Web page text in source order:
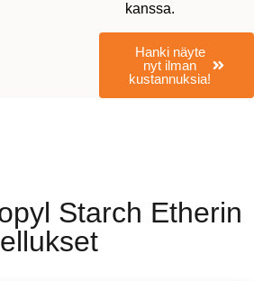
kanssa.
Hanki näyte
nyt ilman
kustannuksia!
Starch Etherin